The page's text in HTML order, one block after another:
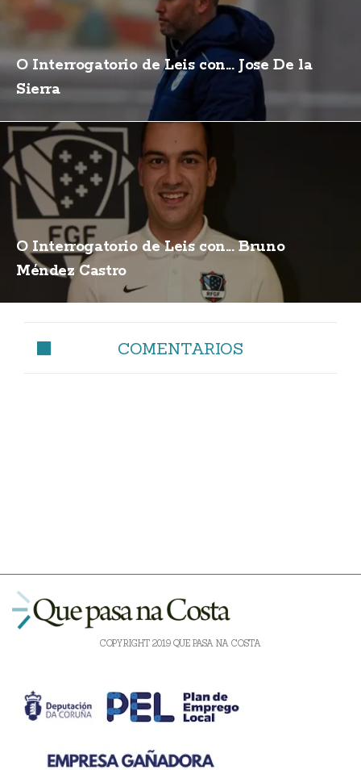
O Interrogatorio de Leis con... Jose De la
Sierra
O Interrogatorio de Leis con... Bruno
Méndez Castro
COMENTARIOS
COPYRIGHT 2019 QUE PASA NA COSTA